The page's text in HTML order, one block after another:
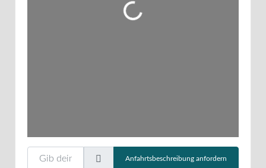
Wird geladen …
Gib deinen Standort ein.
Anfahrtsbeschreibung anfordern